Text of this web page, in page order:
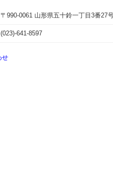
〒990-0061 山形県五十鈴一丁目3番27
(023)-641-8597